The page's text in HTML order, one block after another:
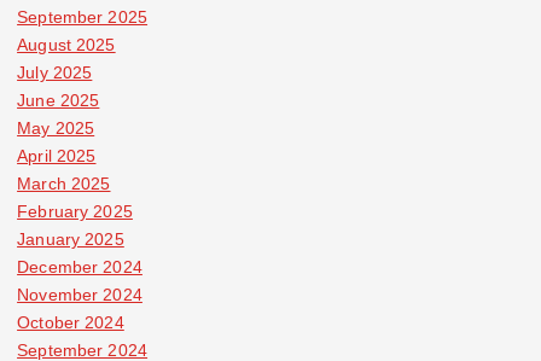
September 2025
August 2025
July 2025
June 2025
May 2025
April 2025
March 2025
February 2025
January 2025
December 2024
November 2024
October 2024
September 2024